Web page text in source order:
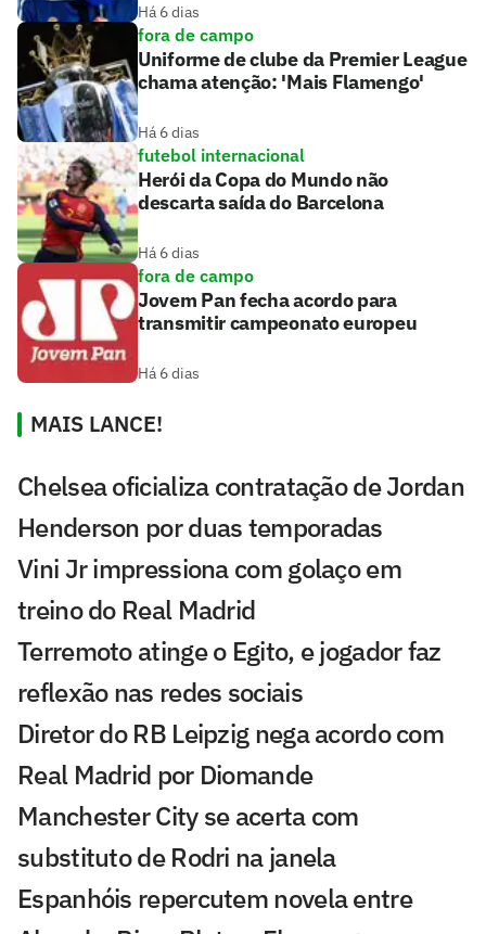
Há 6 dias
fora de campo
Uniforme de clube da Premier League
chama atenção: 'Mais Flamengo'
Há 6 dias
futebol internacional
Herói da Copa do Mundo não
descarta saída do Barcelona
Há 6 dias
fora de campo
Jovem Pan fecha acordo para
transmitir campeonato europeu
Há 6 dias
MAIS LANCE!
Chelsea oficializa contratação de Jordan
Henderson por duas temporadas
Vini Jr impressiona com golaço em
treino do Real Madrid
Terremoto atinge o Egito, e jogador faz
reflexão nas redes sociais
Diretor do RB Leipzig nega acordo com
Real Madrid por Diomande
Manchester City se acerta com
substituto de Rodri na janela
Espanhóis repercutem novela entre